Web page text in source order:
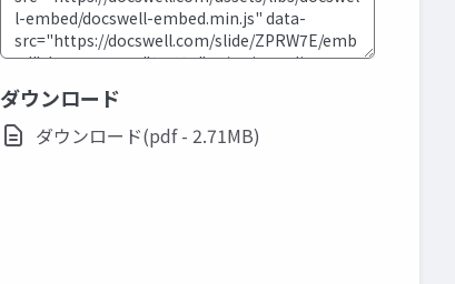
ダウンロード
ダウンロード(pdf - 2.71MB)